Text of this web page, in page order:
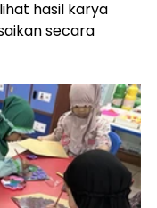
hasil karya
secara